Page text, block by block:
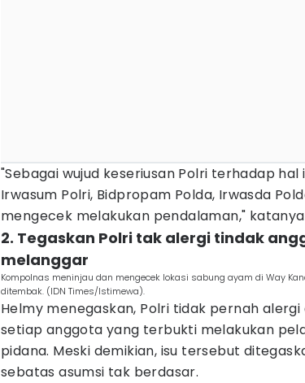
"Sebagai wujud keseriusan Polri terhadap
Irwasum Polri, Bidpropam Polda, Irwasda
mengecek melakukan pendalaman,"
2. Tegaskan Polri tak alergi tindak
melanggar
Kompolnas meninjau dan mengecek lokasi sabung ayam di Way
ditembak. (IDN Times/Istimewa).
Helmy menegaskan, Polri tidak pernah
setiap anggota yang terbukti melakukan
pidana. Meski demikian, isu tersebut
sebatas asumsi tak berdasar.